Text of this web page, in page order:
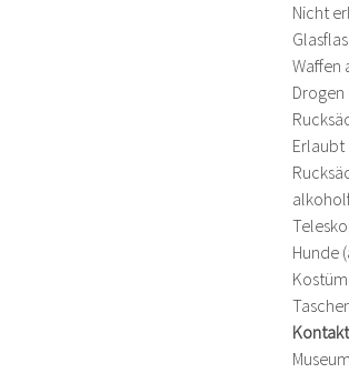
Nicht
Waffen
Drogen
Erlaubt
Hunde
Kontakt